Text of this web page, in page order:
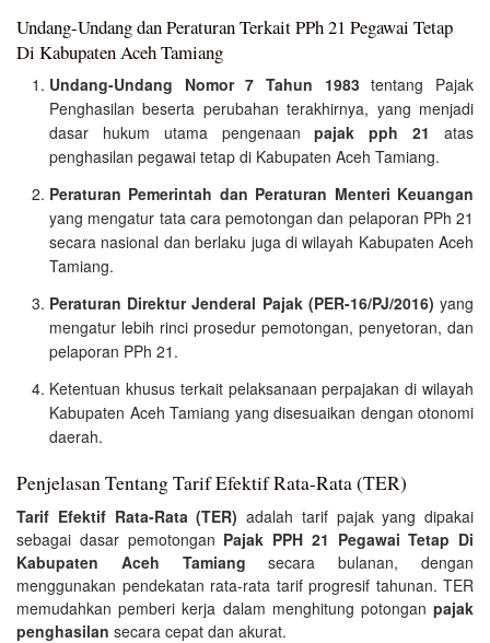
Undang-Undang dan Peraturan Terkait PPh 21 Pegawai Tetap
Di Kabupaten Aceh Tamiang
Undang-Undang Nomor 7 Tahun 1983tentang Pajak
Penghasilan beserta perubahan terakhirnya, yang menjadi
dasar hukum utama pengenaanpajak pph 21
atas
penghasilan pegawai tetap di Kabupaten Aceh Tamiang.
Peraturan Pemerintah dan Peraturan Menteri Keuangan
yang mengatur tata cara pemotongan dan pelaporan PPh 21
secara nasional dan berlaku juga di wilayah Kabupaten Aceh
Tamiang.
Peraturan Direktur Jenderal Pajak (PER-16/PJ/2016) yang
mengatur lebih rinci prosedur pemotongan, penyetoran, dan
pelaporan PPh 21.
Ketentuan khusus terkait pelaksanaan perpajakan di wilayah
Kabupaten Aceh Tamiang yang disesuaikan dengan otonomi
daerah.
Penjelasan Tentang Tarif Efektif Rata-Rata (TER)
Tarif Efektif Rata-Rata (TER) adalah tarif pajak yang dipakai
sebagai dasar pemotongan Pajak PPH 21 Pegawai Tetap Di
Kabupaten Aceh Tamiang secara bulanan, dengan
menggunakan pendekatan rata-rata tarif progresif tahunan. TER
memudahkan pemberi kerja dalam menghitung potongan pajak
penghasilan secara cepat dan akurat.